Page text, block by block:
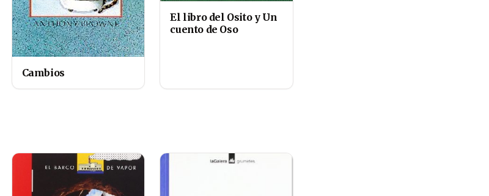
Cambios
El libro del Osito y Un
cuento de Oso